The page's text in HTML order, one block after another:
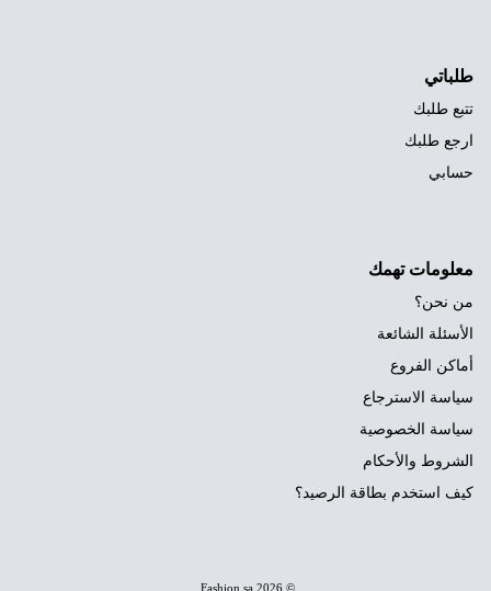
طلباتي
تتبع طلبك
ارجع طلبك
حسابي
معلومات تهمك
من نحن؟
الأسئلة الشائعة
أماكن الفروع
سياسة الاسترجاع
سياسة الخصوصية
الشروط والأحكام
كيف استخدم بطاقة الرصيد؟
© 2026
Fashion.sa